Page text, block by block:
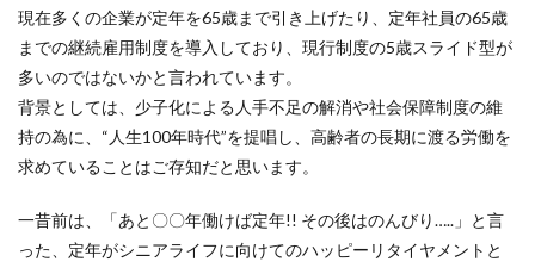
現在多くの企業が定年を65歳まで引き上げたり、定年社員の65歳
までの継続雇用制度を導入しており、現行制度の5歳スライド型が
多いのではないかと言われています。
背景としては、少子化による人手不足の解消や社会保障制度の維
持の為に、“人生100年時代”を提唱し、高齢者の長期に渡る労働を
求めていることはご存知だと思います。
一昔前は、「あと〇〇年働けば定年!! その後はのんびり…..」と言
った、定年がシニアライフに向けてのハッピーリタイヤメントと